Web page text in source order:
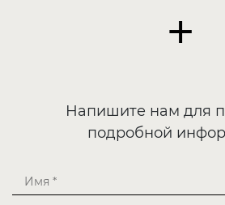
+
Напишите нам для
подробной